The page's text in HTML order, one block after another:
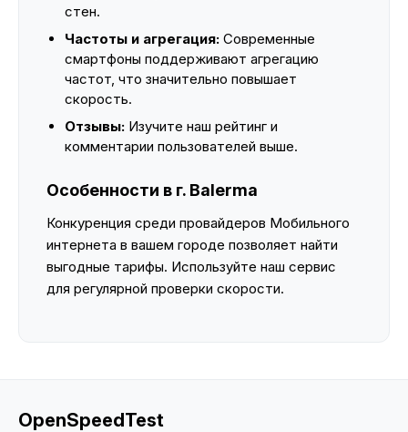
стен.
Частоты и агрегация: Современные
смартфоны поддерживают агрегацию
частот, что значительно повышает
скорость.
Отзывы: Изучите наш рейтинг и
комментарии пользователей выше.
Особенности в г. Balerma
Конкуренция среди провайдеров Мобильного
интернета в вашем городе позволяет найти
выгодные тарифы. Используйте наш сервис
для регулярной проверки скорости.
OpenSpeedTest